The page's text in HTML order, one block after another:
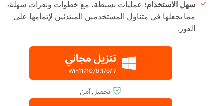
سهل الاستخدام: عمليات بسيطة، مع خطوات ونقرات سهلة،
مما يجعلها في متناول المستخدمين المبتدئين لإتمامها على
الفور.